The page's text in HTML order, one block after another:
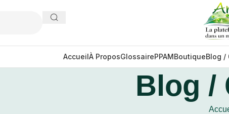
AccueilÀ ProposGlossairePPAMBoutiqueBlog /
Blog /